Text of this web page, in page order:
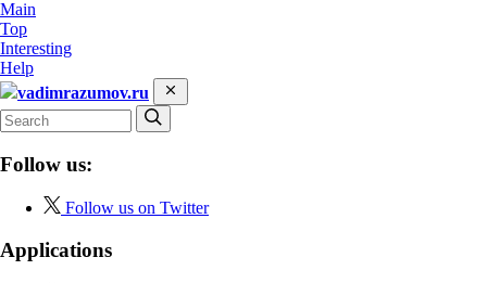
Main
Top
Interesting
Help
vadimrazumov.ru
Follow us:
Follow us on Twitter
Applications